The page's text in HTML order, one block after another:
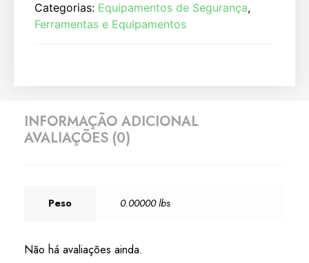
Categorias: Equipamentos de Segurança,
Ferramentas e Equipamentos
INFORMAÇÃO ADICIONAL
AVALIAÇÕES (0)
Peso 0.00000 lbs
Não há avaliações ainda.